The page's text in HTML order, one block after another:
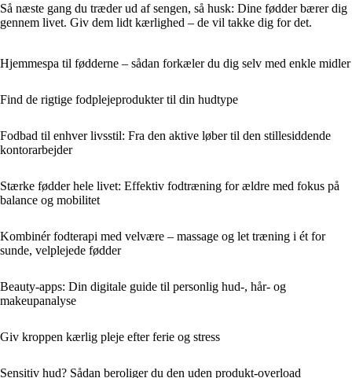
Så næste gang du træder ud af sengen, så husk: Dine fødder bærer dig
gennem livet. Giv dem lidt kærlighed – de vil takke dig for det.
Hjemmespa til fødderne – sådan forkæler du dig selv med enkle midler
Find de rigtige fodplejeprodukter til din hudtype
Fodbad til enhver livsstil: Fra den aktive løber til den stillesiddende
kontorarbejder
Stærke fødder hele livet: Effektiv fodtræning for ældre med fokus på
balance og mobilitet
Kombinér fodterapi med velvære – massage og let træning i ét for
sunde, velplejede fødder
Beauty-apps: Din digitale guide til personlig hud-, hår- og
makeupanalyse
Giv kroppen kærlig pleje efter ferie og stress
Sensitiv hud? Sådan beroliger du den uden produkt-overload